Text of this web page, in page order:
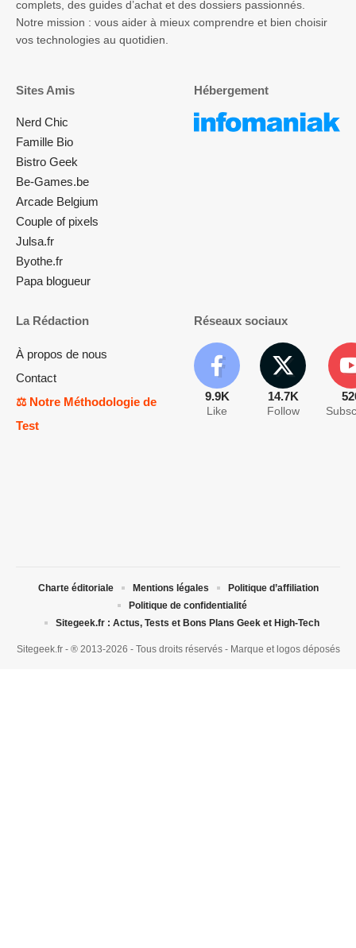
complets, des guides d’achat et des dossiers passionnés.
Notre mission : vous aider à mieux comprendre et bien choisir
vos technologies au quotidien.
Sites Amis
Nerd Chic
Famille Bio
Bistro Geek
Be-Games.be
Arcade Belgium
Couple of pixels
Julsa.fr
Byothe.fr
Papa blogueur
Hébergement
La Rédaction
À propos de nous
Contact
⚖️ Notre Méthodologie de
Test
Réseaux sociaux
9.9K
Like
14.7K
Follow
Sitegeek.fr - ® 2013-2026 - Tous droits réservés - Marque et logos déposés
Charte éditoriale Mentions légales
Politique d’affiliation
Politique de confidentialité
Sitegeek.fr : Actus, Tests et Bons Plans Geek et High-Tech